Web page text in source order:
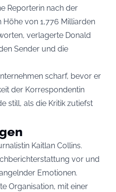
Reporterin nach der
Höhe von 1,776 Milliarden
verlagerte Donald
Sender und die
scharf, bevor er
der Korrespondentin
still, als die Kritik zutiefst
Kaitlan Collins.
vor und
Emotionen.
Organisation, mit einer